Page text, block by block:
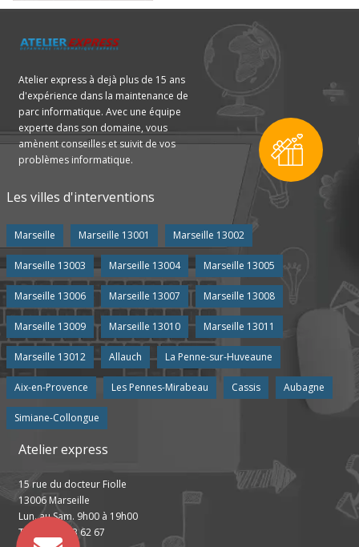
Atelier express à dejà plus de 15 ans
d'expérience dans la maintenance de
parc informatique. Avec une équipe
experte dans son domaine, vous
amènent conseilles et suivit de vos
problèmes informatique.
Les villes d'interventions
Marseille Marseille 13001 Marseille 13002
Marseille 13003 Marseille 13004 Marseille 13005
Marseille 13006 Marseille 13007 Marseille 13008
Marseille 13009 Marseille 13010 Marseille 13011
Marseille 13012 Allauch La Penne-sur-Huveaune
Aix-en-Provence Les Pennes-Mirabeau Cassis Aubagne
Simiane-Collongue
Atelier express
15 rue du docteur Fiolle
13006 Marseille
Lun. au Sam. 9h00 à 19h00
Tel : 04 13 63 62 67